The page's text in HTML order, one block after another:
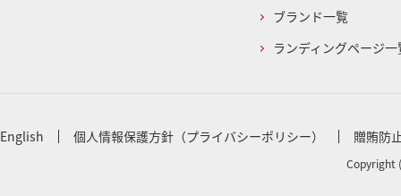
ブランド一覧
ランディングページ一
English 個人情報保護方針（プライバシーポリシー） 贈賄防
Copyright